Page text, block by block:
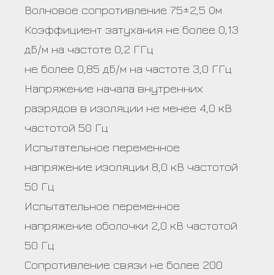
Волновое сопротивление 75±2,5 Ом
Коэффициент затухания не более 0,13
дБ/м на частоте 0,2 ГГц
не более 0,85 дБ/м на частоте 3,0 ГГц
Напряжение начала внутренних
разрядов в изоляции не менее 4,0 кВ
частотой 50 Гц
Испытательное переменное
напряжение изоляции 8,0 кВ частотой
50 Гц
Испытательное переменное
напряжение оболочки 2,0 кВ частотой
50 Гц
Сопротивление связи не более 200